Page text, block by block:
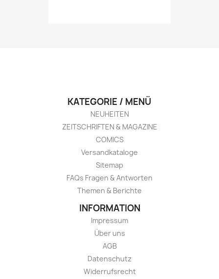
KATEGORIE / MENÜ
NEUHEITEN
ZEITSCHRIFTEN & MAGAZINE
COMICS
Versandkataloge
Sitemap
FAQs Fragen & Antworten
Themen & Berichte
INFORMATION
Impressum
Über uns
AGB
Datenschutz
Widerrufsrecht